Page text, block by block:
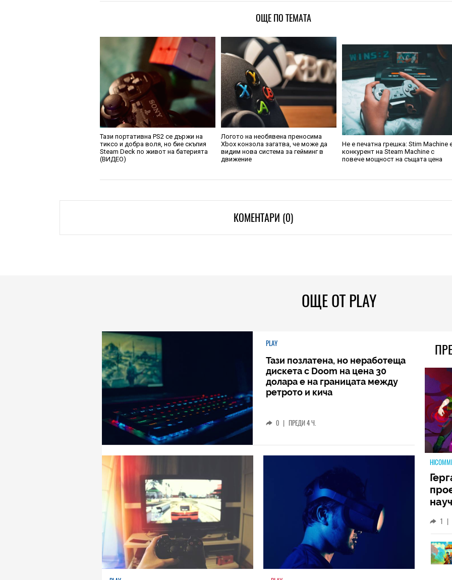
ОЩЕ ПО ТЕМАТА
Тази портативна PS2 се държи на
тиксо и добра воля, но бие скъпия
Steam Deck по живот на батерията
(ВИДЕО)
Логото на необявена преносима
Xbox конзола загатва, че може да
видим нова система за гейминг в
движение
Не е печатна грешка: Stim Machine
конкурент на Steam Machine с
повече мощност на същата цена
КОМЕНТАРИ (0)
ОЩЕ ОТ PLAY
PLAY
Тази позлатена, но неработеща
дискета с Doom на цена 30
долара е на границата между
ретрото и кича
0 | ПРЕДИ 4 Ч.
1 |